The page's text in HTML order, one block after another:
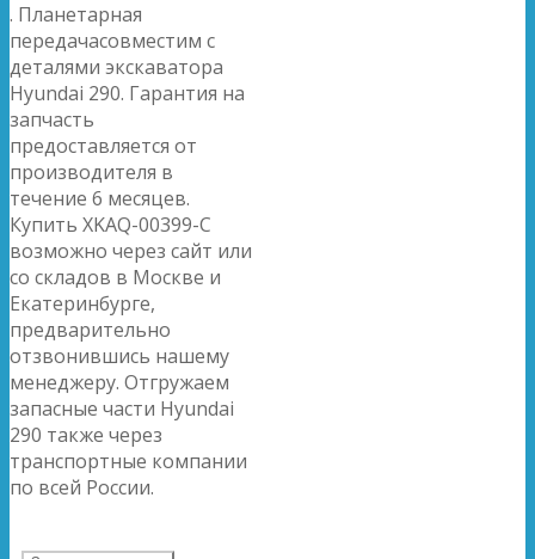
. Планетарная
передачасовместим с
деталями экскаватора
Hyundai 290. Гарантия на
запчасть
предоставляется от
производителя в
течение 6 месяцев.
Купить XKAQ-00399-C
возможно через сайт или
со складов в Москве и
Екатеринбурге,
предварительно
отзвонившись нашему
менеджеру. Отгружаем
запасные части Hyundai
290 также через
транспортные компании
по всей России.